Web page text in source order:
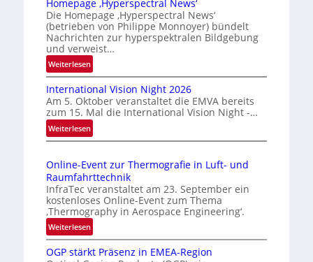
v
e
r
s
s
i
e
D
u
c
k
Homepage ‚Hyperspectral News‘
Die Homepage ‚Hyperspectral News‘
(betrieben von Philippe Monnoyer) bündelt
Nachrichten zur hyperspektralen Bildgebung
und verweist…
Weiterlesen:
H
o
m
e
p
a
e
‚
H
y
p
e
r
International Vision Night 2026
Am 5. Oktober veranstaltet die EMVA bereits
zum 15. Mal die International Vision Night -…
Weiterlesen:
I
t
e
r
n
a
t
Online-Event zur Thermografie in Luft- und
Raumfahrttechnik
InfraTec veranstaltet am 23. September ein
kostenloses Online-Event zum Thema
‚Thermography in Aerospace Engineering‘.
Weiterlesen:
O
n
OGP stärkt Präsenz in EMEA-Region